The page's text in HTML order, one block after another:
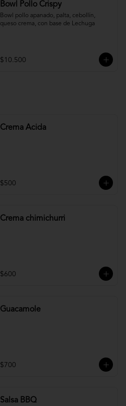
Bowl Pollo Crispy
Bowl pollo apanado, palta, cebollín,
queso crema, con base de Lechuga
$10.500
Crema Acida
$500
Crema chimichurri
$600
Guacamole
$700
Salsa BBQ